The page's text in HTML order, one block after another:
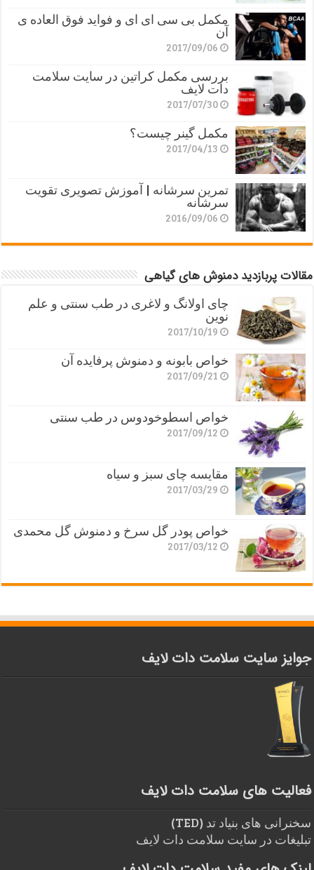
مکمل بی سی ای ای و فواید فوق العاده ی
آن
2017/09/06
بررسی مکمل کراتین در سایت سلامت
دات لایف
2017/07/30
مکمل گینر چیست؟
2017/04/13
تمرین سرشانه | آموزش تصویری تقویت
سرشانه
2016/09/06
مقالات پربازدید دمنوش های گیاهی
چای اولانگ و لاغری در طب سنتی و علم
نوین
2017/10/19
خواص بابونه و دمنوش پرفایده آن
2017/09/21
خواص اسطوخودوس در طب سنتی
2017/09/12
مقایسه چای سبز و سیاه
2017/03/29
خواص پودر گل سرخ و دمنوش گل محمدی
2017/03/12
جوایز سایت سلامت دات لایف
فعالیت های سلامت دات لایف
سخنرانی های بنیاد تد (TED)
تبلیغات در سایت سلامت دات لایف